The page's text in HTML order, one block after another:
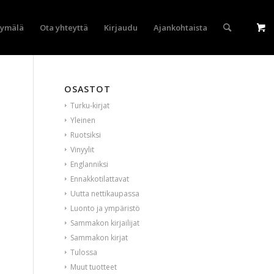
Ota yhteyttä Kirjaudu Ajankohtaista
OSASTOT
Turku-kirjat
Yleinen
Ruotsiksi
Vinyylit
Englanniksi
Ennakkotilattavat
Uutta nettikaupassa
Luonto ja ympäristö
Sammakon kirjailijat
Sammakon kirjat
Tulossa
Muut tuotteet